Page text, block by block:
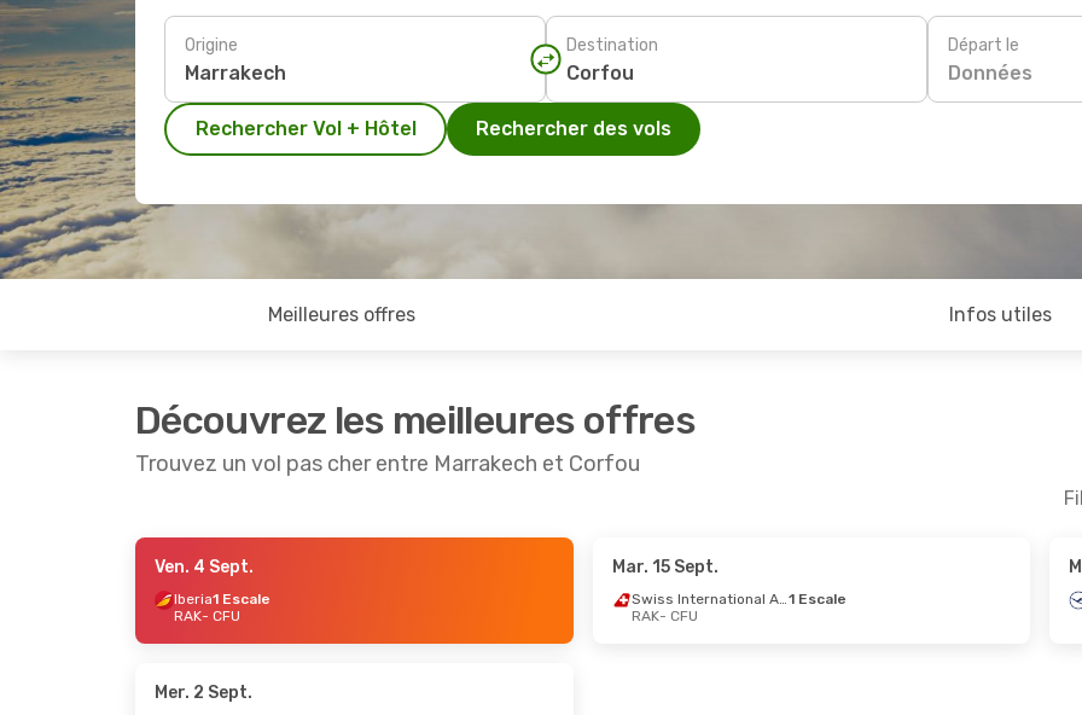
Origine Destination Départ le
Données
Rechercher Vol + Hôtel Rechercher des vols
Meilleures offres Infos utiles
Découvrez les meilleures offres
Trouvez un vol pas cher entre Marrakech et Corfou
- Jeu. 24 Sept. - Mar.
Ven. 4 Sept.
Iberia1 Escale
RAK- CFU
Mar. 15 Sept.
Swiss International Air Lines1 Escale
RAK- CFU
Mer. 2 Sept.